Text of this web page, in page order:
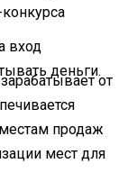
вход
деньги.
от
продаж
мест для